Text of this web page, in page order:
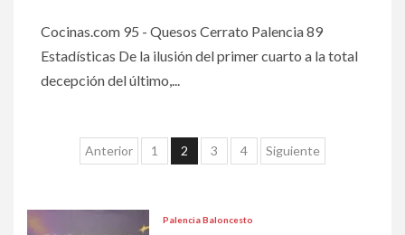
Cocinas.com 95 - Quesos Cerrato Palencia 89
Estadísticas De la ilusión del primer cuarto a la total
decepción del último,...
Anterior 1 2 3 4 Siguiente
Palencia Baloncesto